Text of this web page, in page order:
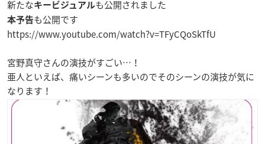
新たなキービジュアルも公開されました
本予告も公開です
https://www.youtube.com/watch?v=TFyCQoSkTfU
宮野真守さんの演技がすごい…！
亜人といえば、痛いシーンも多いのでそのシーンの演技が気に
なります！